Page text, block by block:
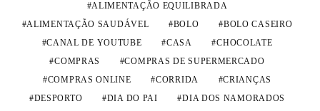
ALIMENTAÇÃO EQUILIBRADA
ALIMENTAÇÃO SAUDÁVEL
BOLO
BOLO CASEIRO
CANAL DE YOUTUBE
CASA
CHOCOLATE
COMPRAS
COMPRAS DE SUPERMERCADO
COMPRAS ONLINE
CORRIDA
CRIANÇAS
DESPORTO
DIA DO PAI
DIA DOS NAMORADOS